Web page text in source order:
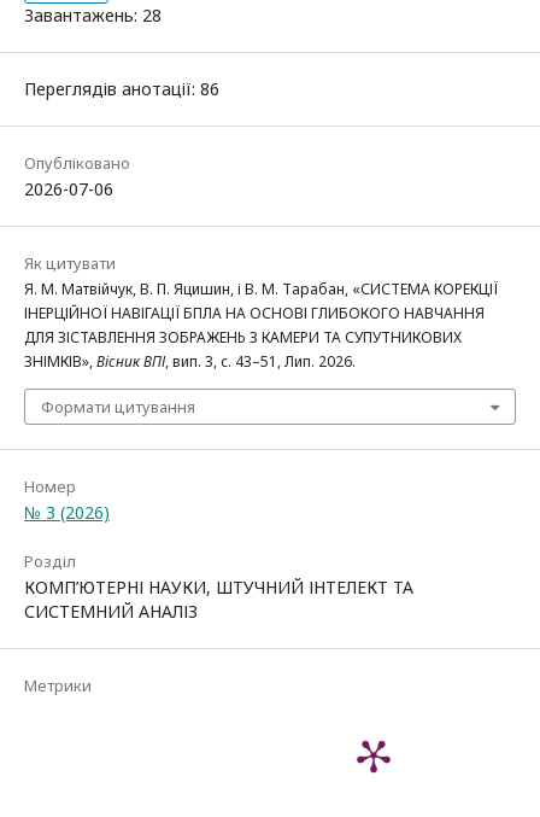
Завантажень: 28
Переглядів анотації: 86
Опубліковано
2026-07-06
Як цитувати
Я. М. Матвійчук, В. П. Яцишин, і В. М. Тарабан, «СИСТЕМА КОРЕКЦІЇ
ІНЕРЦІЙНОЇ НАВІГАЦІЇ БПЛА НА ОСНОВІ ГЛИБОКОГО НАВЧАННЯ
ДЛЯ ЗІСТАВЛЕННЯ ЗОБРАЖЕНЬ З КАМЕРИ ТА СУПУТНИКОВИХ
ЗНІМКІВ»,Вісник ВПІ, вип. 3, с. 43–51, Лип. 2026.
Формати цитування
Номер
№ 3 (2026)
Розділ
КОМП’ЮТЕРНІ НАУКИ, ШТУЧНИЙ ІНТЕЛЕКТ ТА
СИСТЕМНИЙ АНАЛІЗ
Метрики